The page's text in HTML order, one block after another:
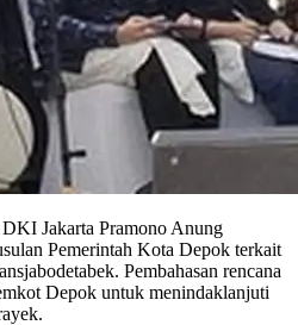
Jakarta Pramono Anung
Pemerintah Kota Depok terkait
Pembahasan rencana
Depok untuk menindaklanjuti